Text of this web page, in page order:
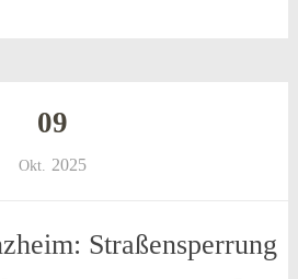
09
Okt. 2025
Straßensperrung